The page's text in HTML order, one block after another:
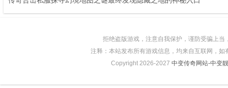
拒绝盗版游戏，注意自我保护，谨防受骗上
注释：本站发布所有游戏信息，均来自互联网，
Copyright 2026-2027 中变传奇网站-中变